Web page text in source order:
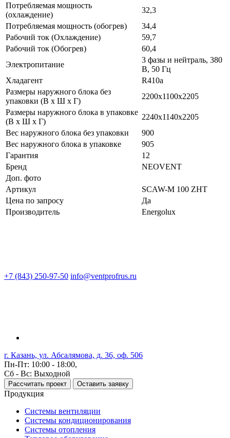
Потребляемая мощность
(охлаждение)
32,3
Потребляемая мощность (обогрев)
34,4
Рабочий ток (Охлаждение)
59,7
Рабочий ток (Обогрев)
60,4
Электропитание
3 фазы и нейтраль, 380
В, 50 Гц
Хладагент
R410a
Размеры наружного блока без
упаковки (В х Ш х Г)
2200x1100x2205
Размеры наружного блока в упаковке
(В х Ш х Г)
2240x1140x2205
Вес наружного блока без упаковки
900
Вес наружного блока в упаковке
905
Гарантия
12
Бренд
NEOVENT
Доп. фото
Артикул
SCAW-M 100 ZHT
Цена по запросу
Да
Производитель
Energolux
+7 (843) 250-97-50 info@ventprofrus.ru
г. Казань, ул. Абсалямова, д. 36, оф. 506
Пн-Пт: 10:00 - 18:00,
Сб - Вс: Выходной
Рассчитать проект Оставить заявку
Продукция
Системы вентиляции
Системы кондиционирования
Системы отопления